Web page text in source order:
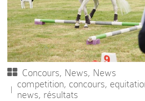
Concours, News, News
competition, concours,
news, résultats